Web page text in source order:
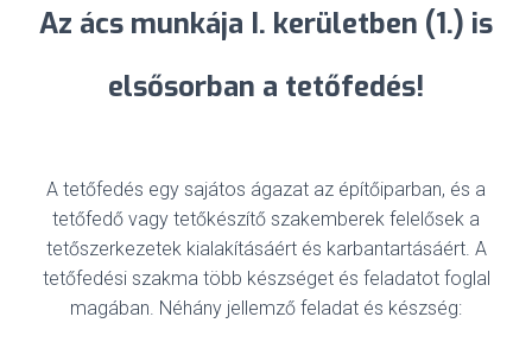
Az ács munkája I. kerületben (1.) is
elsősorban a tetőfedés!
A tetőfedés egy sajátos ágazat az építőiparban, és a
tetőfedő vagy tetőkészítő szakemberek felelősek a
tetőszerkezetek kialakításáért és karbantartásáért. A
tetőfedési szakma több készséget és feladatot foglal
magában. Néhány jellemző feladat és készség: